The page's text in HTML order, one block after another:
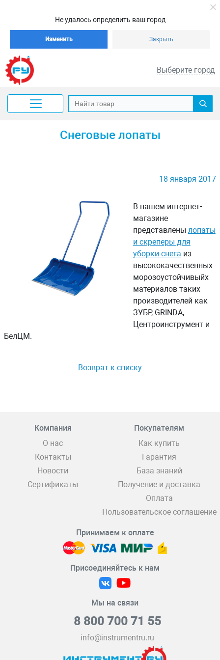
Не удалось определить ваш город
Изменить Закрыть
Выберите город
Снеговые лопаты
18 января 2017
В нашем интернет-
магазине
представлены лопаты
и скреперы для
уборки снега из
высококачественных
морозоустойчивыйх
материалов таких
производителей как
ЗУБР, GRINDA,
Центроинструмент и
БелЦМ.
Возврат к списку
Компания
О нас
Контакты
Новости
Сертификаты
Покупателям
Как купить
Гарантия
База знаний
Получение и доставка
Оплата
Пользовательское соглашение
Принимаем к оплате
Присоединяйтесь к нам
Мы на связи
8 800 700 71 55
info@instrumentru.ru